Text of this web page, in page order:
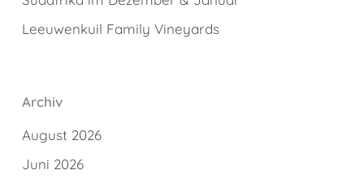
Leeuwenkuil Family Vineyards
Archiv
August 2026
Juni 2026